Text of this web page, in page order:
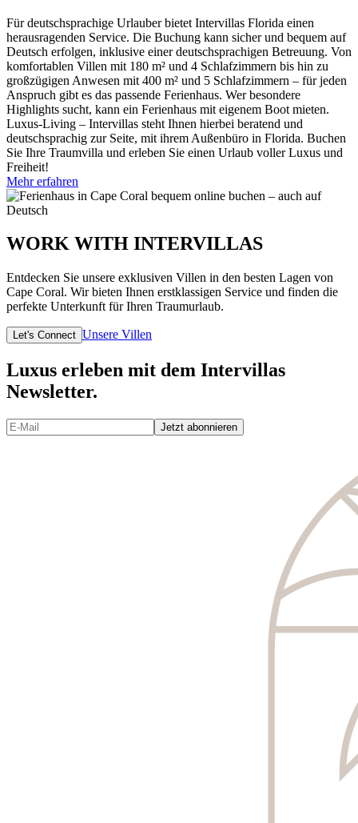
Für deutschsprachige Urlauber bietet Intervillas Florida einen
herausragenden Service. Die Buchung kann sicher und bequem auf
Deutsch erfolgen, inklusive einer deutschsprachigen Betreuung. Von
komfortablen Villen mit 180 m² und 4 Schlafzimmern bis hin zu
großzügigen Anwesen mit 400 m² und 5 Schlafzimmern – für jeden
Anspruch gibt es das passende Ferienhaus. Wer besondere
Highlights sucht, kann ein Ferienhaus mit eigenem Boot mieten.
Luxus-Living – Intervillas steht Ihnen hierbei beratend und
deutschsprachig zur Seite, mit ihrem Außenbüro in Florida. Buchen
Sie Ihre Traumvilla und erleben Sie einen Urlaub voller Luxus und
Freiheit!
Mehr erfahren
WORK WITH INTERVILLAS
Entdecken Sie unsere exklusiven Villen in den besten Lagen von
Cape Coral. Wir bieten Ihnen erstklassigen Service und finden die
perfekte Unterkunft für Ihren Traumurlaub.
Let's Connect Unsere Villen
Luxus erleben mit dem Intervillas
Newsletter.
Jetzt abonnieren